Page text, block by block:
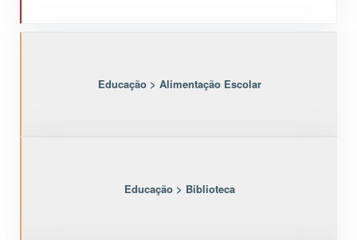
Educação > Alimentação Escolar
Educação > Biblioteca